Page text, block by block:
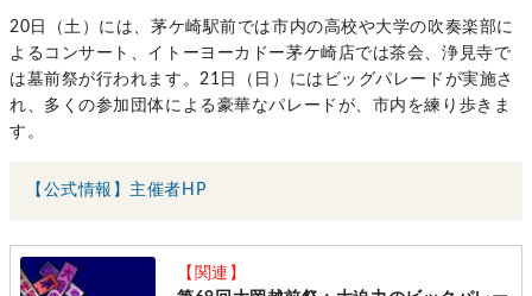
20日（土）には、茅ケ崎駅前では市内の高校や大学の吹奏楽部に
よるコンサート、イトーヨーカドー茅ケ崎店では茶会、浄見寺で
は墓前祭が行われます。21日（日）にはビッグパレードが実施さ
れ、多くの参加団体による豪華なパレードが、市内を練り歩きま
す。
【公式情報】主催者HP
【関連】